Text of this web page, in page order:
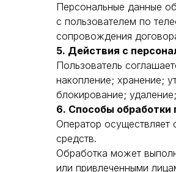
Персональные данные
с пользователем по
сопровождения
5. Действия с
Пользователь
накопление; хранение;
блокирование;
6. Способы
Оператор осуществляет
средств.
Обработка может
или привлеченными